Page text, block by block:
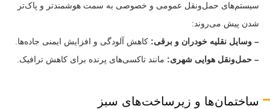
سیستم‌های حمل‌ونقل عمومی و خصوصی به سمت هوشمندتر و پاک‌تر
شدن پیش می‌روند:
– وسایل نقلیه خودران و برقی: کاهش آلودگی و افزایش ایمنی جاده‌ها.
– حمل‌ونقل هوایی شهری: مانند تاکسی‌های پرنده برای کاهش ترافیک.
ساختمان‌ها و زیرساخت‌های سبز